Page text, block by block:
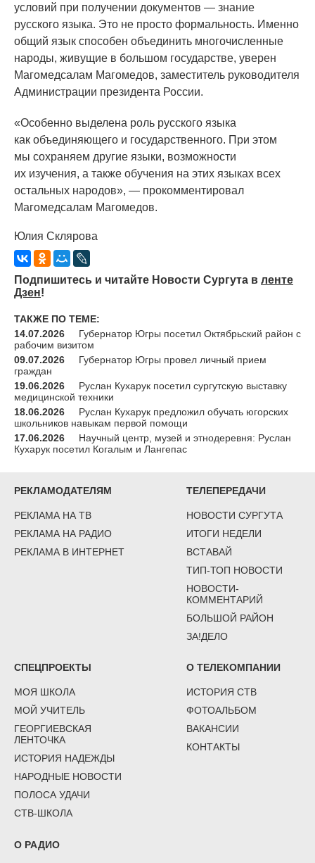
условий при получении документов — знание
русского языка. Это не просто формальность. Именно
общий язык способен объединить многочисленные
народы, живущие в большом государстве, уверен
Магомедсалам Магомедов, заместитель руководителя
Администрации президента России.
«Особенно выделена роль русского языка
как объединяющего и государственного. При этом
мы сохраняем другие языки, возможности
их изучения, а также обучения на этих языках всех
остальных народов», — прокомментировал
Магомедсалам Магомедов.
Юлия Склярова
Подпишитесь и читайте Новости Сургута в ленте
Дзен!
ТАКЖЕ ПО ТЕМЕ:
14.07.2026
Губернатор Югры посетил Октябрьский район с
рабочим визитом
09.07.2026
Губернатор Югры провел личный прием
граждан
19.06.2026
Руслан Кухарук посетил сургутскую выставку
медицинской техники
18.06.2026
Руслан Кухарук предложил обучать югорских
школьников навыкам первой помощи
17.06.2026
Научный центр, музей и этнодеревня: Руслан
Кухарук посетил Когалым и Лангепас
РЕКЛАМОДАТЕЛЯМ
РЕКЛАМА НА ТВ
РЕКЛАМА НА РАДИО
РЕКЛАМА В ИНТЕРНЕТ
ТЕЛЕПЕРЕДАЧИ
НОВОСТИ СУРГУТА
ИТОГИ НЕДЕЛИ
ВСТАВАЙ
ТИП-ТОП НОВОСТИ
НОВОСТИ-
КОММЕНТАРИЙ
БОЛЬШОЙ РАЙОН
ЗА!ДЕЛО
СПЕЦПРОЕКТЫ
МОЯ ШКОЛА
МОЙ УЧИТЕЛЬ
ГЕОРГИЕВСКАЯ
ЛЕНТОЧКА
ИСТОРИЯ НАДЕЖДЫ
НАРОДНЫЕ НОВОСТИ
ПОЛОСА УДАЧИ
СТВ-ШКОЛА
О ТЕЛЕКОМПАНИИ
ИСТОРИЯ СТВ
ФОТОАЛЬБОМ
ВАКАНСИИ
КОНТАКТЫ
О РАДИО